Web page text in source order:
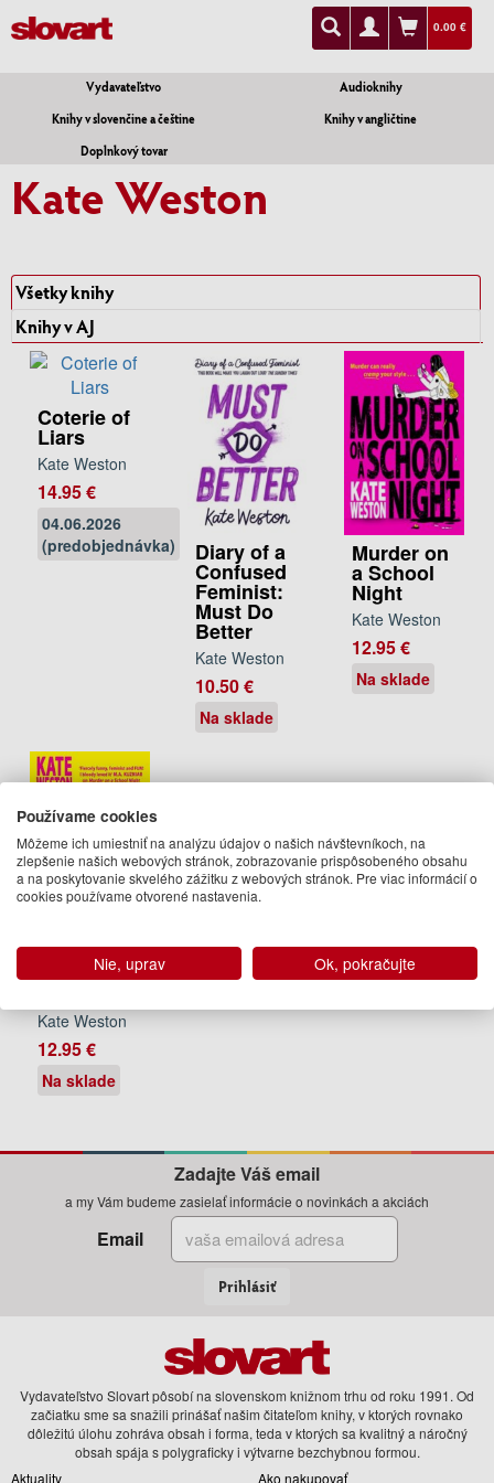
0.00 €
Vydavateľstvo
Audioknihy
Knihy v slovenčine a češtine
Knihy v angličtine
Doplnkový tovar
Kate Weston
Všetky knihy
Knihy v AJ
Coterie of
Liars
Kate Weston
14.95 €
04.06.2026
(predobjednávka)
Diary of a
Confused
Feminist:
Must Do
Better
Kate Weston
10.50 €
Na sklade
Murder on
a School
Night
Kate Weston
12.95 €
Na sklade
Murder on
a Summer
Kate Weston
12.95 €
Na sklade
Zadajte Váš email
a my Vám budeme zasielať informácie o novinkách a akciách
Email
Prihlásiť
Vydavateľstvo Slovart pôsobí na slovenskom knižnom trhu od roku 1991. Od
začiatku sme sa snažili prinášať našim čitateľom knihy, v ktorých rovnako
dôležitú úlohu zohráva obsah i forma, teda v ktorých sa kvalitný a náročný
obsah spája s polygraficky i výtvarne bezchybnou formou.
Aktuality
Ako nakupovať
Používame cookies
Môžeme ich umiestniť na analýzu údajov o našich návštevníkoch, na
zlepšenie našich webových stránok, zobrazovanie prispôsobeného obsahu
a na poskytovanie skvelého zážitku z webových stránok. Pre viac informácií o
cookies používame otvorené nastavenia.
Nie, uprav Ok, pokračujte